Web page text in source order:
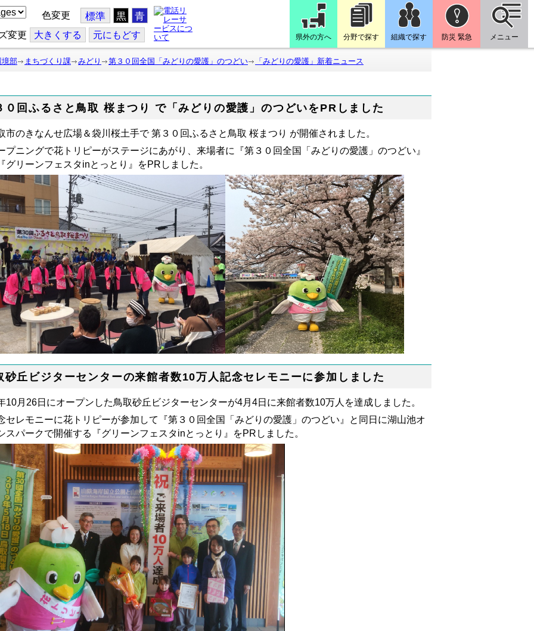
色変更 標準 黒 青
変更 大きくする 元にもどす 県外の方へ 分野で探す 組織で探す 防災 緊急 メニュー
境部 まちづくり課 みどり 第３０回全国「みどりの愛護」のつどい 「みどりの愛護」新着ニュース
０回ふるさと鳥取 桜まつり で「みどりの愛護」のつどいをPRしました
市のきなんせ広場＆袋川桜土手で 第３０回ふるさと鳥取 桜まつり が開催されました。
プニングで花トリピーがステージにあがり、来場者に『第３０回全国「みどりの愛護」のつどい』
グリーンフェスタinとっとり』をPRしました。
砂丘ビジターセンターの来館者数10万人記念セレモニーに参加しました
10月26日にオープンした鳥取砂丘ビジターセンターが4月4日に来館者数10万人を達成しました。
セレモニーに花トリピーが参加して『第３０回全国「みどりの愛護」のつどい』と同日に湖山池オ
スパークで開催する『グリーンフェスタinとっとり』をPRしました。